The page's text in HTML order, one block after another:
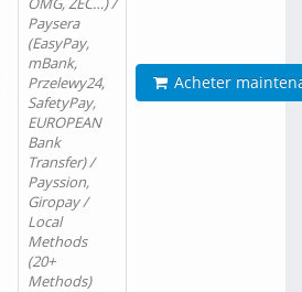
Paysera
(EasyPay,
mBank,
Przelewy24,
SafetyPay,
EUROPEAN
Bank
Transfer) /
Payssion,
Giropay /
Local
Methods
(20+
Methods)
Acheter